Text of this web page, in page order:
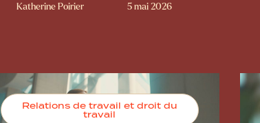
Katherine Poirier 5 mai 2026
Relations de travail et droit du
travail